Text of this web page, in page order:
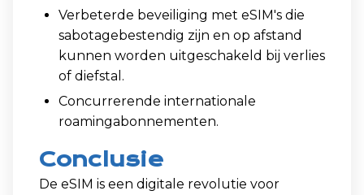
Verbeterde beveiliging met eSIM's die
sabotagebestendig zijn en op afstand
kunnen worden uitgeschakeld bij verlies
of diefstal.
Concurrerende internationale
roamingabonnementen.
Conclusie
De eSIM is een digitale revolutie voor